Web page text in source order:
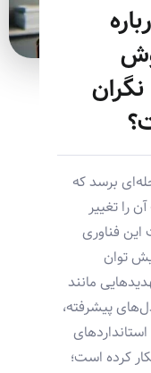
برسد که
را تغییر
فناوری
توان
مانند
پیشرفته،
کرده است؛